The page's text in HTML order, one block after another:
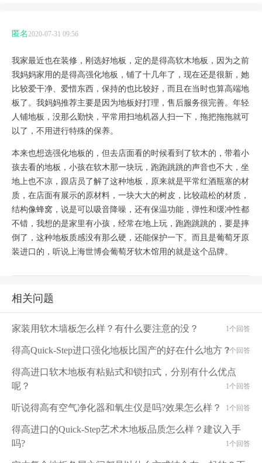
匿名2020-07-31 09:56
我家最近也在装修，刚选好地板，定的是得高软木地板，因为之前
我妈妈家用的是得高强化地板，铺了十几年了，现在还是很新，她
比较爱干净、爱惜东西，保持的也比较好，而且在当时也算高端地
板了。我妈妈推荐主要是因为地板好打理，售后服务很完善。年轻
人铺地板，没那么勤快，平常用扫地机器人扫一下，拖把拖拖就可
以了，不用进行特殊的保养。
本来也想选强化地板的，但去店面看的时候看到了软木的，带着小
孩去看的地板，小孩在软木那一块玩，跑跑跳跳的声音也不大，坐
地上也不凉，跟店员了解了这种地板，原来就是平常红酒瓶塞的材
质，在店面有展示的原材料，一块大大的树皮，比较疏松的材质，
结构像蜂窝，说是可以吸音降噪，还有保温功能，弹性和缓冲性都
不错，我想的是家里有小孩，经常在地上玩，跑跑跳跳的，要是摔
倒了，这种地板质感没有那么硬，还能保护一下。而且是葡萄牙原
装进口的，听说上海世博会葡萄牙软木馆用的就是这个品牌。
相关问题
家装用软木墙板怎么样？有什么要注意的没？ 1个回答
得高Quick-Step进口强化地板比国产的好在什么地方？1个回答
得高进口软木地板有粘贴式和锁扣式，分别有什么优点
呢？
1个回答
听说得高有空气净化器和氧生仪是吗?效果怎么样？ 1个回答
得高进口的Quick-Step艺术木地板品质怎么样？建议入手
吗?
1个回答